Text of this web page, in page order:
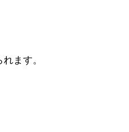
ます。